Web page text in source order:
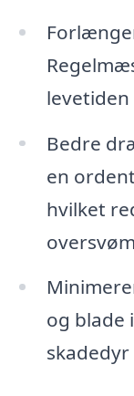
Bedre
en
hvilket
og blade